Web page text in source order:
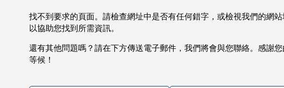
找不到要求的頁面。請檢查網址中是否有任何錯字，或檢視我們的網
以協助您找到所需資訊。
還有其他問題嗎？請在下方傳送電子郵件，我們將會與您聯絡。感謝
等候！